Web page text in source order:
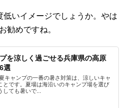
いイメージでしょうか。やは
勧めですね。
を涼しく過ごせる兵庫県の高原
選
キャンプの一番の暑さ対策は、涼しいキャ
とです。夏場は海沿いのキャンプ場を選び
ても暑いで...